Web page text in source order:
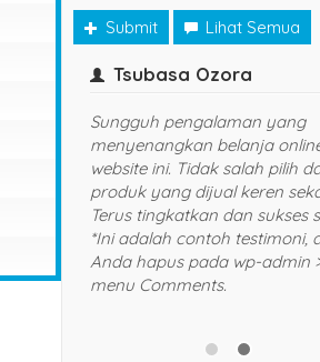
Submit Lihat Semua
Naruto Uzumaki
Senang sekali belanja di website ini.
Harganya murah dan pelayanan
yang diberikan TOP banget. Sukses
selalu dan akan saya
rekomendasikan kepada teman
dan kerabat saya. Trims! *Ini adalah
contoh testimoni, dapat Anda
hapus pada wp-admin > menu